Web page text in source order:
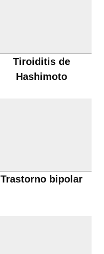
Tiroiditis de
Hashimoto
Trastorno bipolar